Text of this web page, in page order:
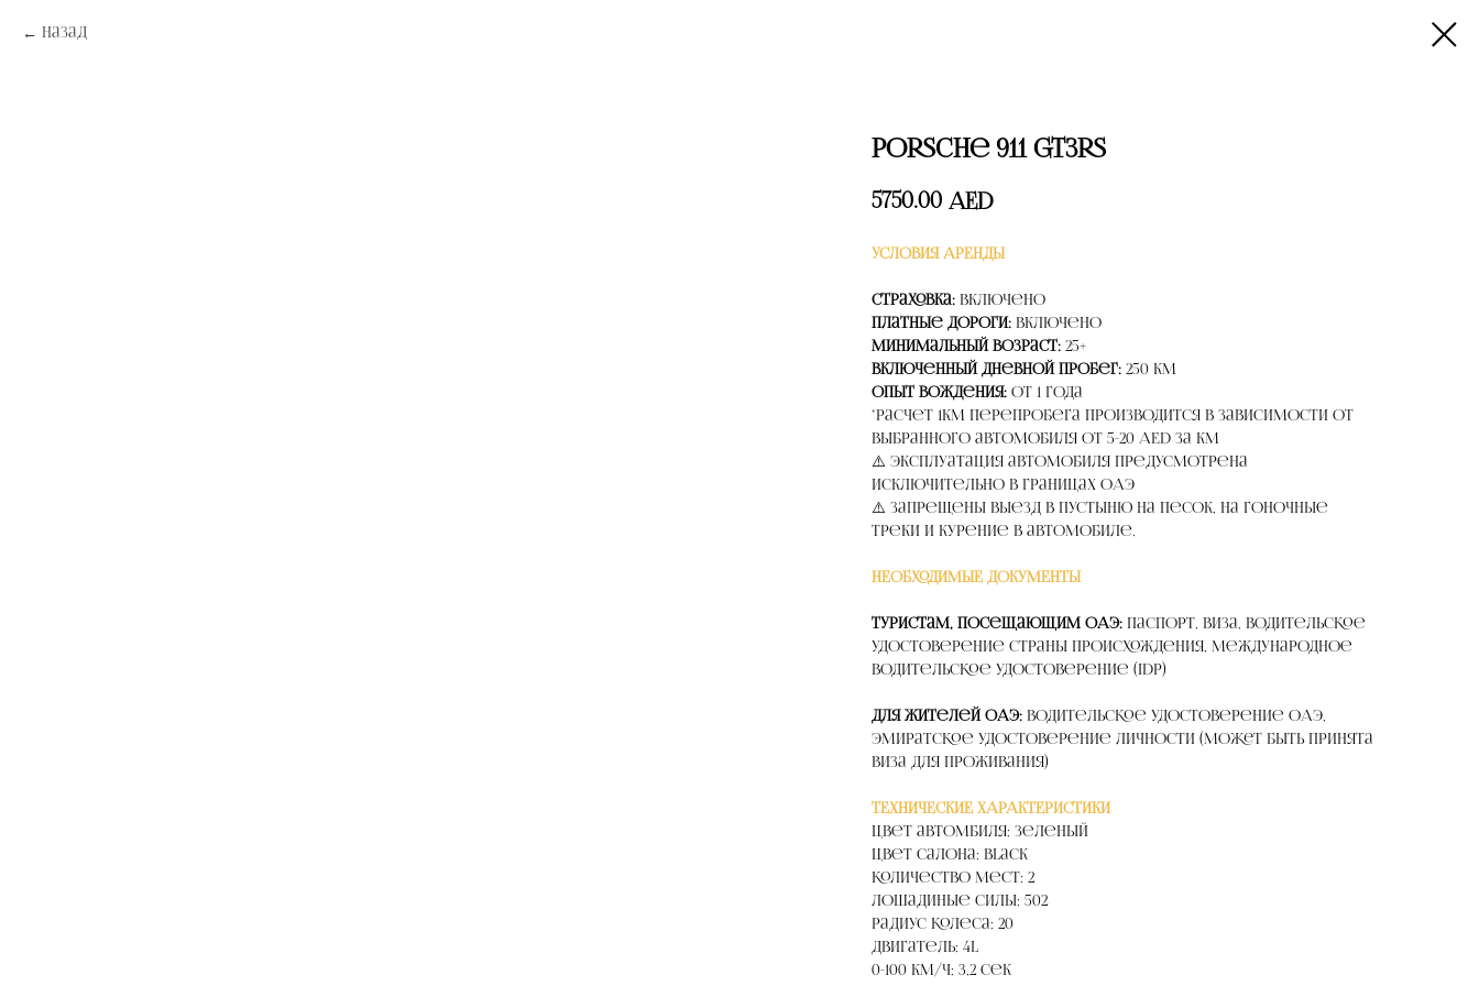
Назад
Porsche 911 GT3RS
5750.00 AED
УСЛОВИЯ АРЕНДЫ
Страховка: Включено
Платные дороги: Включено
Минимальный возраст: 25+
Включенный дневной пробег: 250 км
Опыт вождения: от 1 года
*расчет 1км перепробега производится в зависимости от
выбранного автомобиля от 5-20 AED за км
⚠️ Эксплуатация автомобиля предусмотрена
исключительно в границах ОАЭ
⚠️ Запрещены выезд в пустыню на песок, на гоночные
треки и курение в автомобиле.
НЕОБХОДИМЫЕ ДОКУМЕНТЫ
Туристам, посещающим ОАЭ: Паспорт, Виза, Водительское
удостоверение страны происхождения, Международное
водительское удостоверение (IDP)
Для жителей ОАЭ: Водительское удостоверение ОАЭ,
Эмиратское удостоверение личности (может быть принята
виза для проживания)
ТЕХНИЧЕСКИЕ ХАРАКТЕРИСТИКИ
Цвет автомбиля: Зеленый
Цвет салона: Black
Количество мест: 2
Лошадиные силы: 502
Радиус колеса: 20
Двигатель: 4L
0-100 км/ч: 3,2 сек